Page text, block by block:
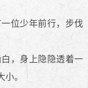
位少年前行，步伐
，身上隐隐透着一
。